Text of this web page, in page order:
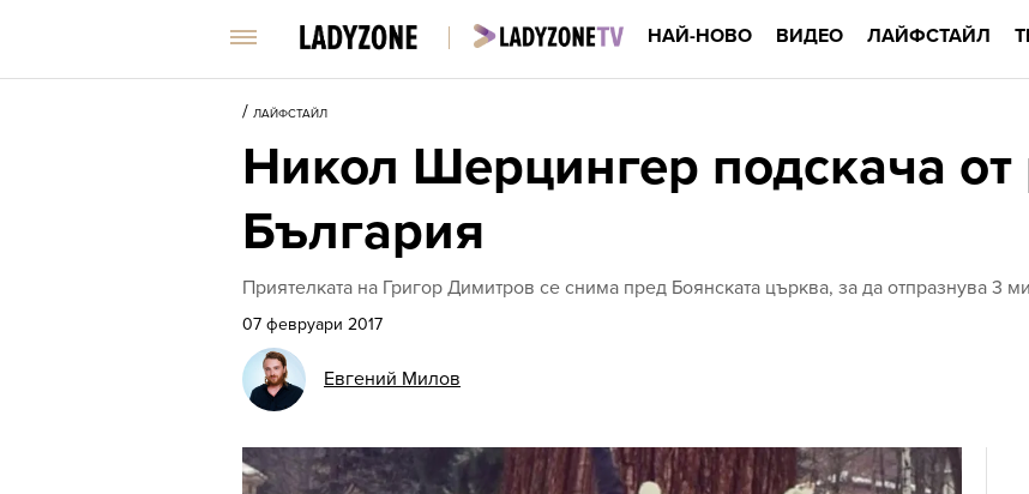
НАЙ-НОВО ВИДЕО ЛАЙФСТАЙЛ
/ ЛАЙФСТАЙЛ
Никол Шерцингер подскача от
България
Приятелката на Григор Димитров се снима пред Боянската църква, за да отпразнува 3
07 февруари 2017
Евгений Милов